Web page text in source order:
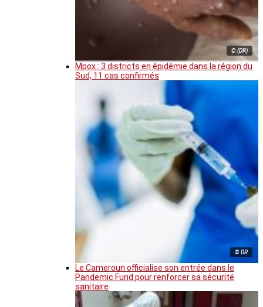
© (DR)
Mpox : 3 districts en épidémie dans la région du
Sud, 11 cas confirmés
© DR
Le Cameroun officialise son entrée dans le
Pandemic Fund pour renforcer sa sécurité
sanitaire